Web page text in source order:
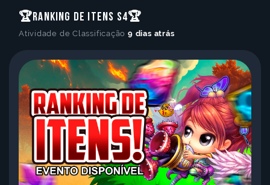
🏆Ranking de Itens S4🏆
Atividade de Classificação 9 dias atrás